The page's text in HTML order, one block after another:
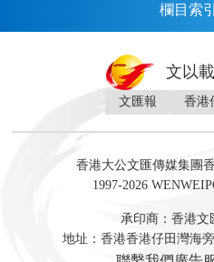
欄目索引
灣區人
財經 地產 投資
訪談 直播
藝術 文學
文以
文匯報 香港
香港大公文匯傳媒集團
1997-2026
承印商：香港文
地址：香港香港仔田灣海